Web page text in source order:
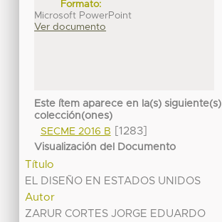
Formato:
Microsoft PowerPoint
Ver documento
Este ítem aparece en la(s) siguiente(s)
colección(ones)
SECME 2016 B
[1283]
Visualización del Documento
Título
EL DISEÑO EN ESTADOS UNIDOS
Autor
ZARUR CORTES JORGE EDUARDO